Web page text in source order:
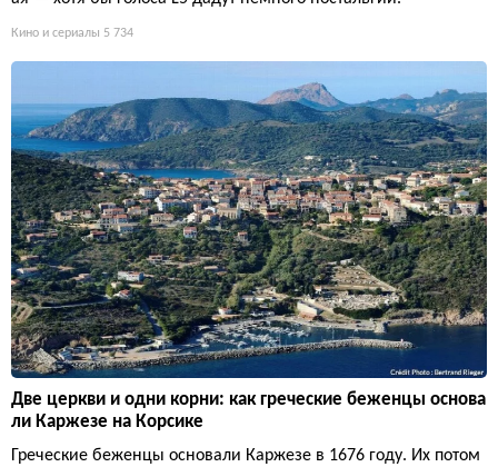
Кино и сериалы 5 734
Две церкви и одни корни: как греческие беженцы основа
ли Каржезе на Корсике
Греческие беженцы основали Каржезе в 1676 году. Их потом